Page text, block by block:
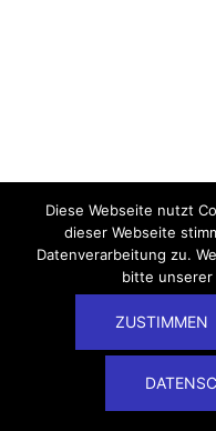
Diese Webseite nutzt
dieser Webseite
Datenverarbeitung zu.
bitte unserer
ZUSTIMMEN